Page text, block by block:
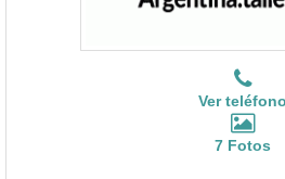
Ver teléfono
7 Fotos